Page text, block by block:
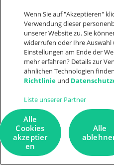
Friedrich-Ebert-Str. 28
97318 Kitzingen
Deutschland
+49 9321 9064 1800
Nimm Kontakt auf
Let's
F I Y
Wenn Sie auf "Akzeptieren"
Verwendung dieser
unserer Website zu. Sie
widerrufen oder Ihre Auswahl
Einstellungen am Ende der
mehr erfahren? Details zur
ähnlichen Technologien
Richtlinie und
Liste unserer Partner
Alle
Alle
Cookies
akzeptier
en